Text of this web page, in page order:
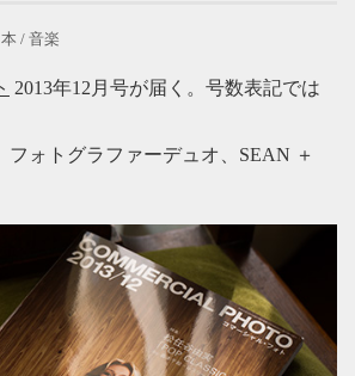
本 / 音楽
2013年12月号が届く。号数表記では
フォトグラファーデュオ、SEAN ＋